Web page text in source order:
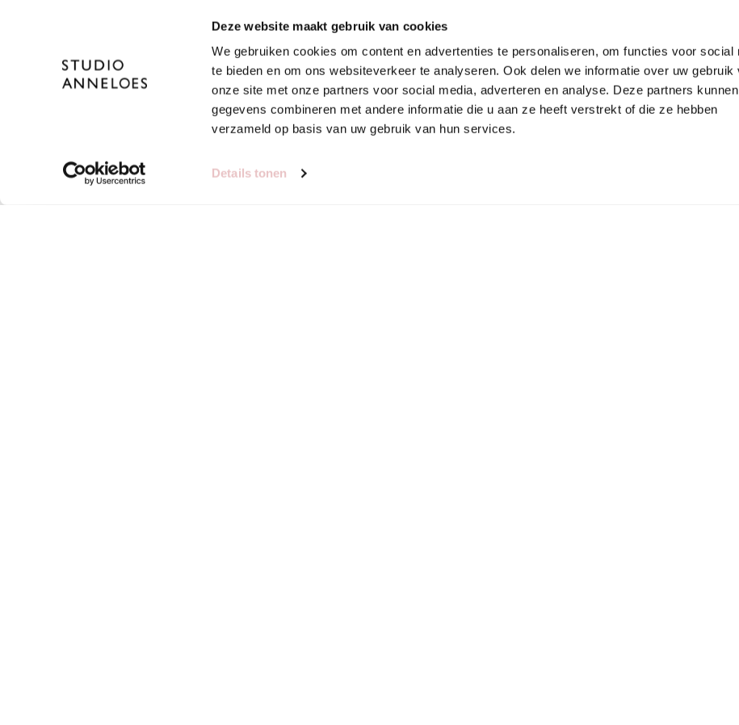
Deze website maakt gebruik van cookies
We gebruiken cookies om content en advertenties te personaliseren, om functies voor social
te bieden en om ons websiteverkeer te analyseren. Ook delen we informatie over uw gebruik
onze site met onze partners voor social media, adverteren en analyse. Deze partners
gegevens combineren met andere informatie die u aan ze heeft verstrekt of die ze hebben
verzameld op basis van uw gebruik van hun services.
Details tonen